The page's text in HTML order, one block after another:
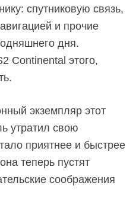
спутниковую связь,
и прочие
дня.
Continental этого,
экземпляр этот
утратил свою
приятнее и быстрее
теперь пустят
соображения